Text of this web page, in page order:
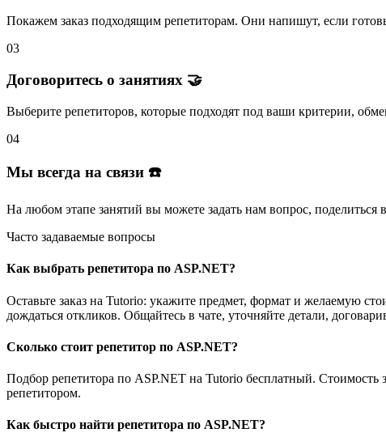
Покажем заказ подходящим репетиторам. Они напишут, если
03
Договоритесь о занятиях 🤝
Выберите репетиторов, которые подходят под ваши критерии,
04
Мы всегда на связи ☎️
На любом этапе занятий вы можете задать нам вопрос, поделиться
Часто задаваемые вопросы
Как выбрать репетитора по ASP.NET?
Оставьте заказ на Tutorio: укажите предмет, формат и желаемую
дождаться откликов. Общайтесь в чате, уточняйте детали,
Сколько стоит репетитор по ASP.NET?
Подбор репетитора по ASP.NET на Tutorio бесплатный.
репетитором.
Как быстро найти репетитора по ASP.NET?